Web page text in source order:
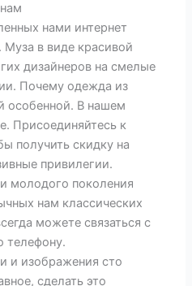
нами интернет
Муза в виде красивой
дизайнеров на смелые
Почему одежда из
особенной. В нашем
Присоединяйтесь к
получить скидку на
привилегии.
молодого поколения
нам классических
можете связаться с
телефону.
и изображения сто
сделать это